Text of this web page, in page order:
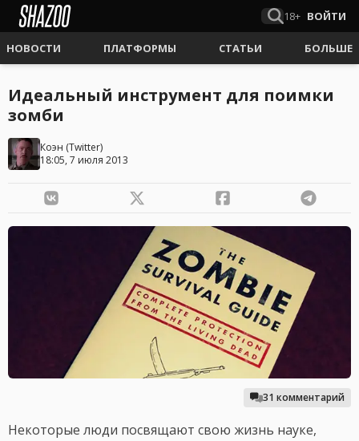
18+ ВОЙТИ
НОВОСТИ ПЛАТФОРМЫ СТАТЬИ БОЛЬШЕ
Идеальный инструмент для поимки
зомби
Коэн (Twitter)
18:05, 7 июля 2013
31 комментарий
Некоторые люди посвящают свою жизнь науке,